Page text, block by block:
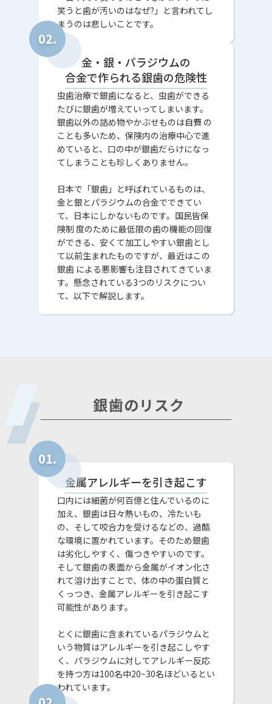
笑うと歯が汚いのはなぜ?」と言われてし
まうのは悲しいことです。
金・銀・パラジウムの
合金で作られる銀歯の危険性
虫歯治療で銀歯になると、虫歯ができる
たびに銀歯が増えていってしまいます。
銀歯以外の詰め物やかぶせものは自費 の
ことも多いため、保険内の治療中心で進
めていると、口の中が銀歯だらけになっ
てしまうことも珍しくありません。
日本で「銀歯」と呼ばれているものは、
金と銀とパラジウムの合金でできてい
て、日本にしかないものです。国民皆保
険制 度のために最低限の歯の機能の回復
ができる、安くて加工しやすい銀歯とし
て以前生まれたものですが、最近はこの
銀歯 による悪影響も注目されてきていま
す。懸念されている3つのリスクについ
て、以下で解説します。
銀歯のリスク
金属アレルギーを引き起こす
口内には細菌が何百億と住んでいるのに
加え、銀歯は日々熱いもの、冷たいも
の、そして咬合力を受けるなどの、過酷
な環境に置かれています。そのため銀歯
は劣化しやすく、傷つきやすいのです。
そして銀歯の表面から金属がイオン化さ
れて溶け出すことで、体の中の蛋白質と
くっつき、金属アレルギーを引き起こす
可能性があります。
とくに銀歯に含まれているパラジウムと
いう物質はアレルギーを引き起こしやす
く、パラジウムに対してアレルギー反応
を持つ方は100名中20~30名ほどいるとい
われています。